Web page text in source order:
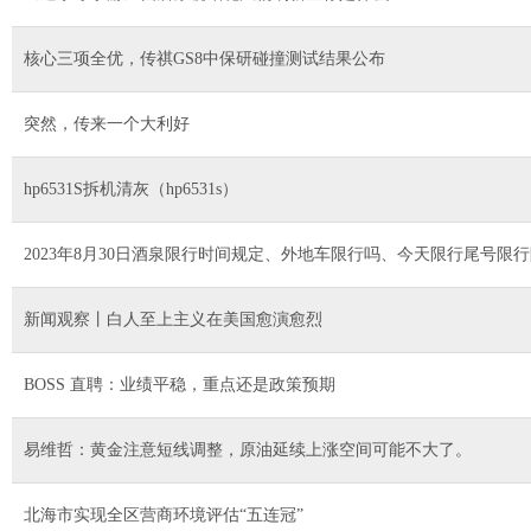
核心三项全优，传祺GS8中保研碰撞测试结果公布
突然，传来一个大利好
hp6531S拆机清灰（hp6531s）
2023年8月30日酒泉限行时间规定、外地车限行吗、今天限行尾号限
新闻观察丨白人至上主义在美国愈演愈烈
BOSS 直聘：业绩平稳，重点还是政策预期
易维哲：黄金注意短线调整，原油延续上涨空间可能不大了。
北海市实现全区营商环境评估“五连冠”